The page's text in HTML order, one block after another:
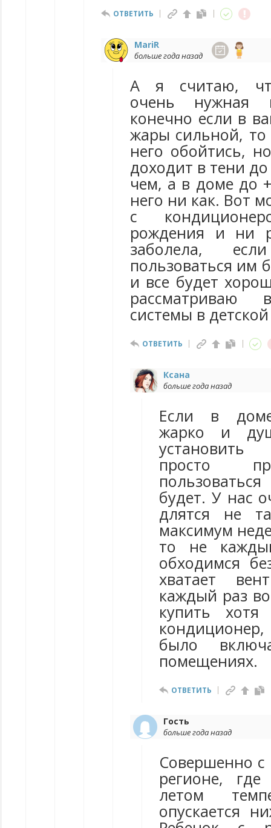
ОТВЕТИТЬ
MariR
больше года назад
А я считаю,
очень
конечно если в
жары сильной,
него обойтись,
доходит в тени
чем, а в доме до
него ни как. Вот
с
рождения и ни
заболела,
пользоваться им
и все будет
рассматриваю
системы в
ОТВЕТИТЬ
Ксана
больше года назад
Если в
жарко и
просто
будет. У нас
длятся не
максимум
то не
обходимся
хватает
каждый раз
купить
было
помещениях.
ОТВЕТИТЬ
Гость
больше года назад
Совершенно с
регионе,
летом
опускается